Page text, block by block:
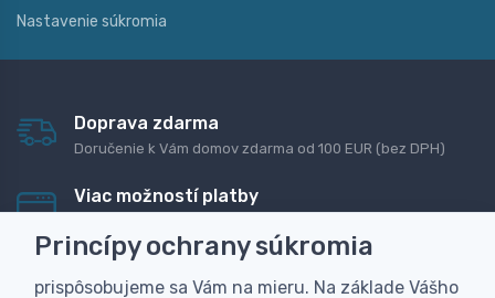
Nastavenie súkromia
Doprava zdarma
Doručenie k Vám domov zdarma od 100 EUR (bez DPH)
Viac možností platby
dobierku
Personalizácia
Princípy ochrany súkromia
prispôsobujeme sa Vám na mieru. Na základe Vášho